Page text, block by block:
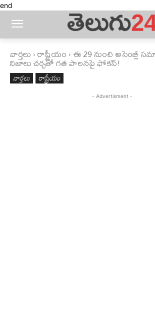
end
వార్తలు రాష్ట్రీయం ఈ 29 నుంచి అసెంబ్లీ
నిజాలు చర్చతో గత పాలనపై ఫోకస్!
వార్తలు రాష్ట్రీయం
- Advertisment -